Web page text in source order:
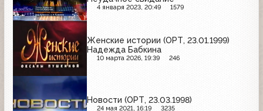
4 января 2023, 20:49 1579
Женские истории (ОРТ, 23.01.1999)
Надежда Бабкина
10 марта 2026, 19:39 246
Новости (ОРТ, 23.03.1998)
24 мая 2021, 16:19 3235